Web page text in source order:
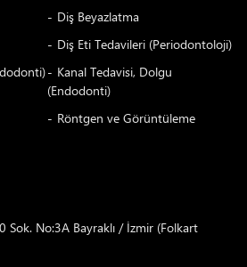
Diş Beyazlatma
Diş Eti Tedavileri (Periodontoloji)
Kanal Tedavisi, Dolgu
(Endodonti)
Röntgen ve Görüntüleme
No:3A Bayraklı / İzmir (Folkart